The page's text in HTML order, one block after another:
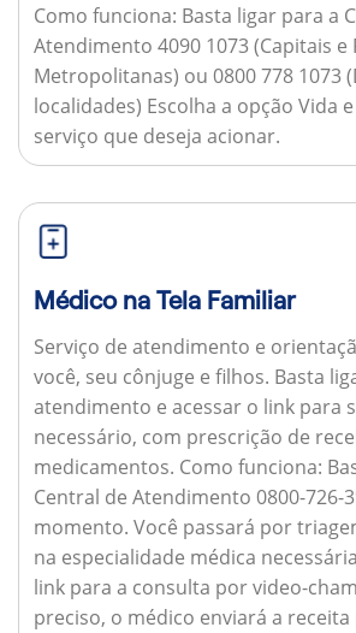
Como funciona: Basta ligar para a
Atendimento 4090 1073 (Capitais e
Metropolitanas) ou 0800 778 1073
localidades) Escolha a opção Vida
serviço que deseja acionar.
Médico na Tela Familiar
Serviço de atendimento e
você, seu cônjuge e filhos. Basta
atendimento e acessar o link para
necessário, com prescrição de
medicamentos. Como funciona:
Central de Atendimento 0800-726-
momento. Você passará por
na especialidade médica
link para a consulta por video-
preciso, o médico enviará a receita